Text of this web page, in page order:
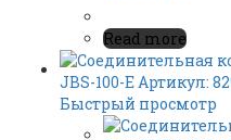
Read more
Быстрый просмотр